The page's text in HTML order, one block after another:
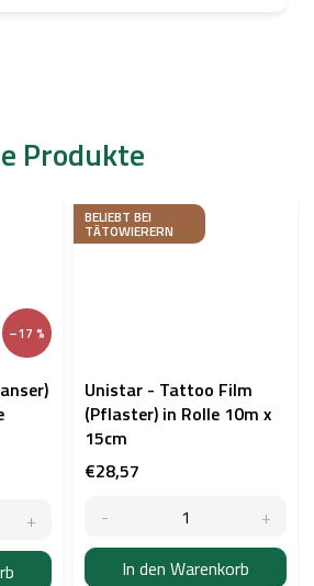
Produkte
–17 %
BELIEBT BEI
TÄTOWIERERN
Unistar - Tattoo Film
(Pflaster) in Rolle 10m x
15cm
€28,57
In den Warenkorb